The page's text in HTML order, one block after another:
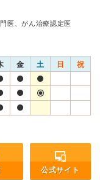
医、がん治療認定医
金 土 日 祝
公式サイト